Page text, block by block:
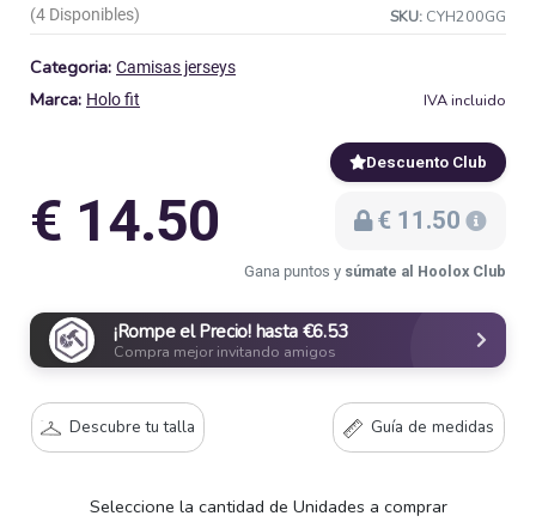
(4 Disponibles)
SKU: CYH200GG
Categoria: Camisas jerseys
Marca: Holo fit IVA incluido
€ 14.50
Descuento Club
€ 11.50
Gana puntos y súmate al Hoolox Club
¡Rompe el Precio! hasta €6.53
Compra mejor invitando amigos
Descubre tu talla Guía de medidas
Seleccione la cantidad de Unidades a comprar